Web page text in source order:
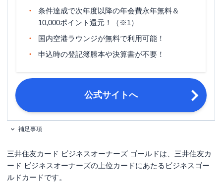
旅行傷害保険（利用付帯）
ポイント名 Vポイント
15日締め・翌月10日支払／月末締
め・翌月26日支払 ※選択可能
申し込み条件
法人代表者の本人確認資料
条件達成で次年度以降の年会費永年無料＆
10,000ポイント還元！（※1）
国内空港ラウンジが無料で利用可能！
申込時の登記簿謄本や決算書が不要！
公式サイトへ
補足事項
三井住友カード ビジネスオーナーズ ゴールドは、三井住友カ
ード ビジネスオーナーズの上位カードにあたるビジネスゴー
ルドカードです。